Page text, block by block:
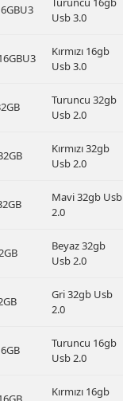
Usb 3.0
Kırmızı 16gb
Usb 3.0
Turuncu 32gb
Usb 2.0
Kırmızı 32gb
Usb 2.0
Mavi 32gb Usb
2.0
Beyaz 32gb
Usb 2.0
Gri 32gb Usb
2.0
Turuncu 16gb
Usb 2.0
Kırmızı 16gb